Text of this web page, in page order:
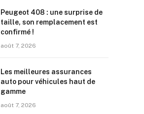
Peugeot 408 : une surprise de
taille, son remplacement est
confirmé !
août 7, 2026
Les meilleures assurances
auto pour véhicules haut de
gamme
août 7, 2026